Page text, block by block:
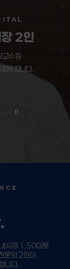
2인
교수 등
께 합니다.
⏸
시경 1,500례!
문의 2인이
니다.